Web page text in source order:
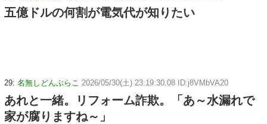
五億ドルの何割が電気代が知りたい
29: 名無しどんぶらこ 2026/05/30(土) 23:19:30.08 ID:j8VMbVA20
あれと一緒。リフォーム詐欺。「あ～水漏れで
家が腐りますね～」